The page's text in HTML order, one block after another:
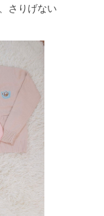
さりげない